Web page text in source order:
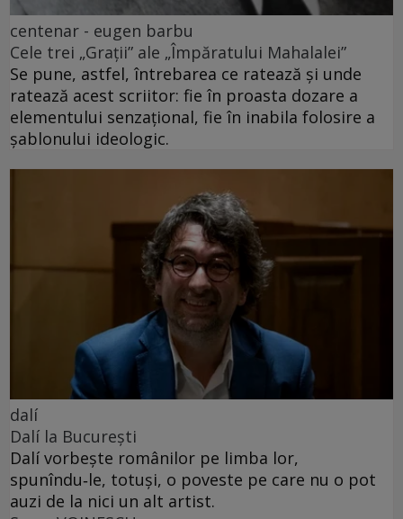
centenar - eugen barbu
Cele trei „Grații” ale „Împăratului Mahalalei”
Se pune, astfel, întrebarea ce ratează și unde
ratează acest scriitor: fie în proasta dozare a
elementului senzațional, fie în inabila folosire a
șablonului ideologic.
dalí
Dalí la București
Dalí vorbește românilor pe limba lor,
spunîndu‑le, totuși, o poveste pe care nu o pot
auzi de la nici un alt artist.